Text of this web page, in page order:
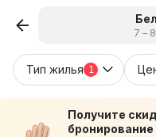
7 –
Тип жилья 1
Получите
бронирование